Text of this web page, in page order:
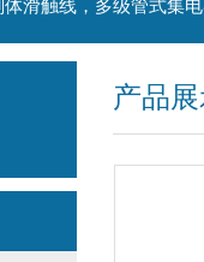
产品